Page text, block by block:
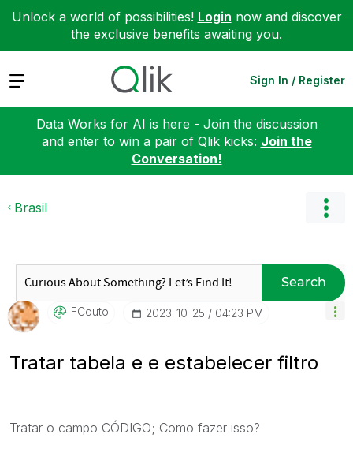
Unlock a world of possibilities! Login now and discover
the exclusive benefits awaiting you.
Expand Sign In / Register
Data Works for AI is here - Join the discussion
and enter to win a pair of Qlik kicks: Join the
Conversation!
Brasil
Search
FCouto ‎2023-10-25 04:23 PM
Tratar tabela e e estabelecer filtro
Tratar o campo CÓDIGO; Como fazer isso?